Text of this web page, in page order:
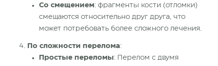
Со смещением: фрагменты кости (отломки)
смещаются относительно друг друга, что
может потребовать более сложного лечения.
По сложности перелома:
Простые переломы: Перелом с двумя